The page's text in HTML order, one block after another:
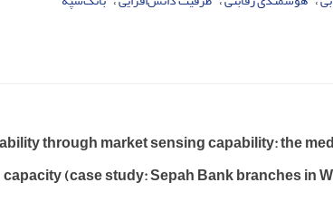
through market sensing capability: the
(case study: Sepah Bank branches in